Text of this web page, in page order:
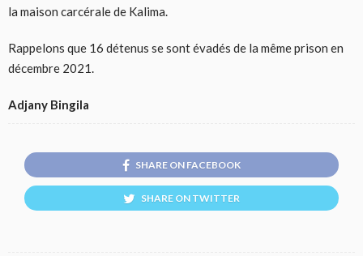
la maison carcérale de Kalima.
Rappelons que 16 détenus se sont évadés de la même prison en
décembre 2021.
Adjany Bingila
SHARE ON FACEBOOK
SHARE ON TWITTER